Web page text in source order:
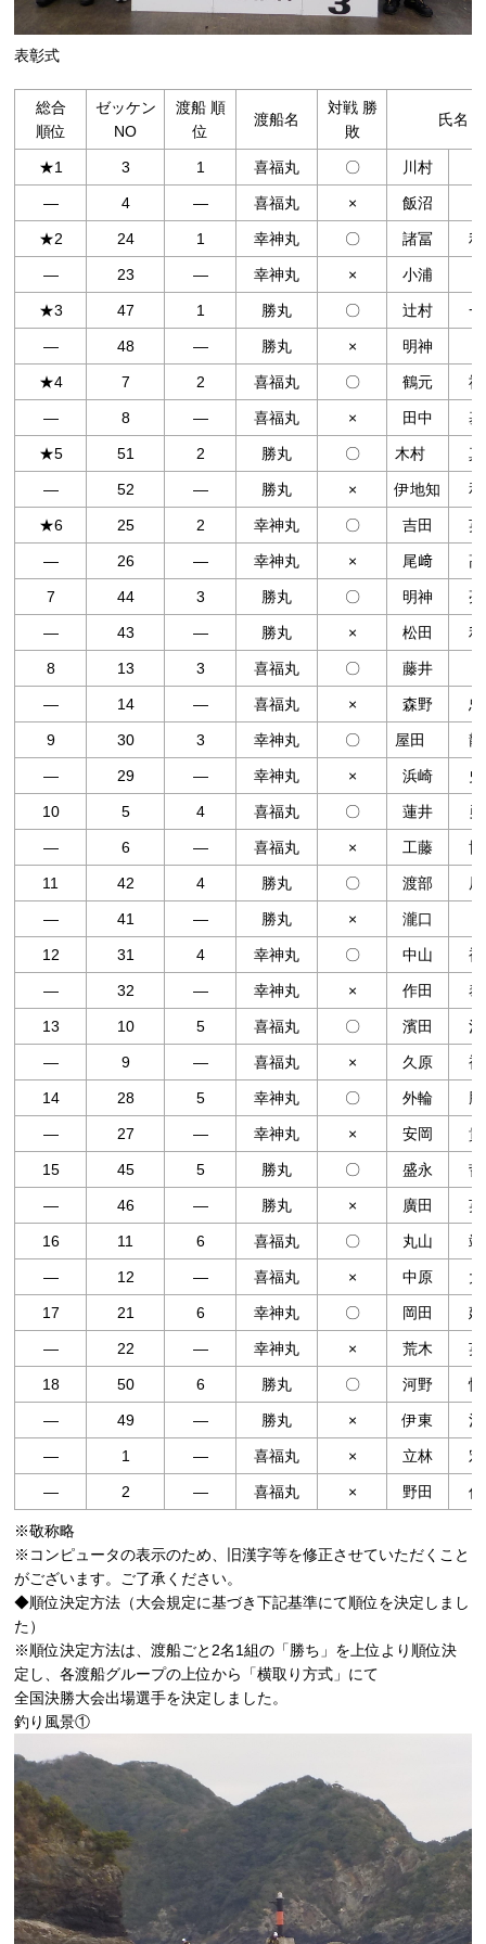
表彰式
総合
順位
ゼッケン
NO
渡船 順
位
渡船名
対戦 勝
敗
氏名
★1 3 1 喜福丸 〇 川村
― 4 ― 喜福丸 × 飯沼
★2 24 1 幸神丸 〇 諸冨
― 23 ― 幸神丸 × 小浦
★3 47 1 勝丸 〇 辻村
― 48 ― 勝丸 × 明神
★4 7 2 喜福丸 〇 鶴元
― 8 ― 喜福丸 × 田中
★5 51 2 勝丸 〇 木村
― 52 ― 勝丸 × 伊地知
★6 25 2 幸神丸 〇 吉田
― 26 ― 幸神丸 × 尾﨑
7 44 3 勝丸 〇 明神
― 43 ― 勝丸 × 松田
8 13 3 喜福丸 〇 藤井
― 14 ― 喜福丸 × 森野
9 30 3 幸神丸 〇 屋田
― 29 ― 幸神丸 × 浜崎
10 5 4 喜福丸 〇 蓮井
― 6 ― 喜福丸 × 工藤
11 42 4 勝丸 〇 渡部
― 41 ― 勝丸 × 瀧口
12 31 4 幸神丸 〇 中山
― 32 ― 幸神丸 × 作田
13 10 5 喜福丸 〇 濱田
― 9 ― 喜福丸 × 久原
14 28 5 幸神丸 〇 外輪
― 27 ― 幸神丸 × 安岡
15 45 5 勝丸 〇 盛永
― 46 ― 勝丸 × 廣田
16 11 6 喜福丸 〇 丸山
― 12 ― 喜福丸 × 中原
17 21 6 幸神丸 〇 岡田
― 22 ― 幸神丸 × 荒木
18 50 6 勝丸 〇 河野
― 49 ― 勝丸 × 伊東
― 1 ― 喜福丸 × 立林
― 2 ― 喜福丸 × 野田
※敬称略
※コンピュータの表示のため、旧漢字等を修正させていただくこと
がございます。ご了承ください。
◆順位決定方法（大会規定に基づき下記基準にて順位を決定しまし
た）
※順位決定方法は、渡船ごと2名1組の「勝ち」を上位より順位決
定し、各渡船グループの上位から「横取り方式」にて
全国決勝大会出場選手を決定しました。
釣り風景①